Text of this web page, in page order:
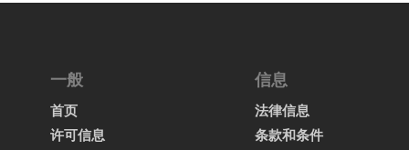
一般
首页
许可信息
信息
法律信息
条款和条件